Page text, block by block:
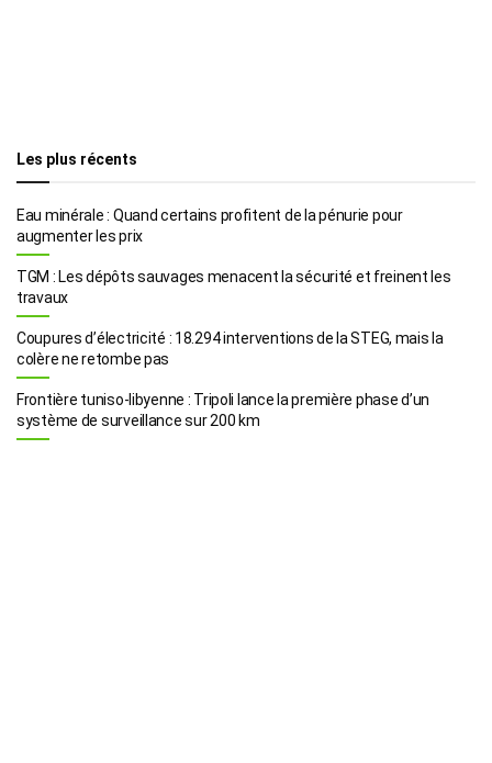
Les plus récents
Eau minérale : Quand certains profitent de la pénurie pour
augmenter les prix
TGM : Les dépôts sauvages menacent la sécurité et freinent les
travaux
Coupures d’électricité : 18.294 interventions de la STEG, mais la
colère ne retombe pas
Frontière tuniso-libyenne : Tripoli lance la première phase d’un
système de surveillance sur 200 km